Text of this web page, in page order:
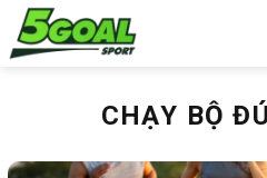
Chuyển
đến
CHẠY BỘ